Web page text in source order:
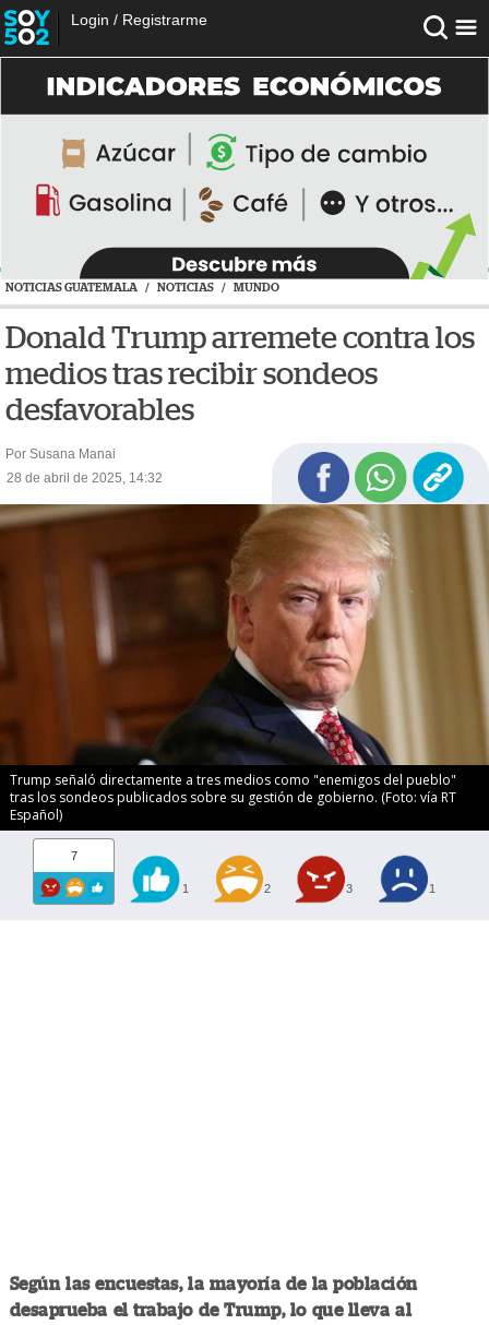
Login / Registrarme
NOTICIAS GUATEMALA / NOTICIAS / MUNDO
Donald Trump arremete contra los
medios tras recibir sondeos
desfavorables
Por Susana Manai
28 de abril de 2025, 14:32
Trump señaló directamente a tres medios como "enemigos del pueblo"
tras los sondeos publicados sobre su gestión de gobierno. (Foto: vía RT
Español)
7
1 2 3 1
Según las encuestas, la mayoría de la población
desaprueba el trabajo de Trump, lo que lleva al